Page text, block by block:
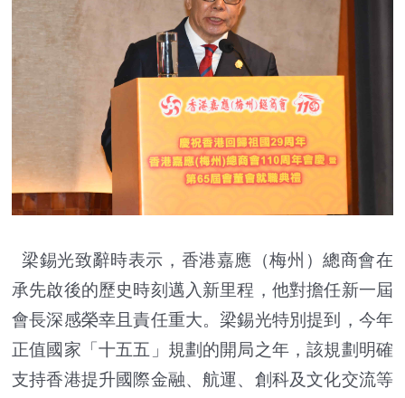
梁錫光致辭時表示，香港嘉應（梅州）總商會在
承先啟後的歷史時刻邁入新里程，他對擔任新一屆
會長深感榮幸且責任重大。梁錫光特別提到，今年
正值國家「十五五」規劃的開局之年，該規劃明確
支持香港提升國際金融、航運、創科及文化交流等